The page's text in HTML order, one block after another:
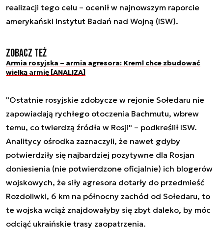
realizacji tego celu – ocenił w najnowszym raporcie
amerykański Instytut Badań nad Wojną (ISW).
Zobacz też
Armia rosyjska – armia agresora: Kreml chce zbudować
wielką armię [ANALIZA]
"Ostatnie rosyjskie zdobycze w rejonie Sołedaru nie
zapowiadają rychłego otoczenia Bachmutu, wbrew
temu, co twierdzą źródła w Rosji" – podkreślił ISW.
Analitycy ośrodka zaznaczyli, że nawet gdyby
potwierdziły się najbardziej pozytywne dla Rosjan
doniesienia (nie potwierdzone oficjalnie) ich blogerów
wojskowych, że siły agresora dotarły do przedmieść
Rozdoliwki, 6 km na północny zachód od Sołedaru, to
te wojska wciąż znajdowałyby się zbyt daleko, by móc
odciąć ukraińskie trasy zaopatrzenia.